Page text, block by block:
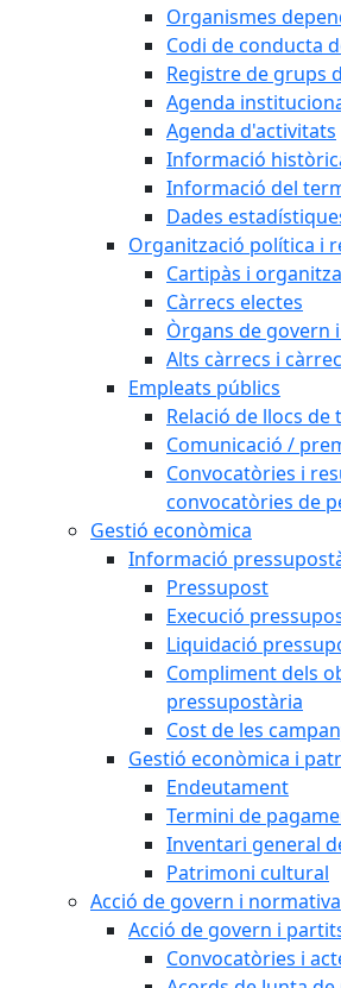
Organismes
Codi de conducta
Registre de grups
Agenda
Agenda d'activitats
Informació
Informació del
Dades
Organització política i
Cartipàs i
Càrrecs electes
Òrgans de govern
Alts càrrecs i
Empleats públics
Relació de llocs
Comunicació /
Convocatòries i
convocatòries de
Gestió econòmica
Informació
Pressupost
Execució
Liquidació
Compliment dels
pressupostària
Cost de les
Gestió econòmica i
Endeutament
Termini de
Inventari general
Patrimoni cultural
Acció de govern i normativa
Acció de govern i
Convocatòries i